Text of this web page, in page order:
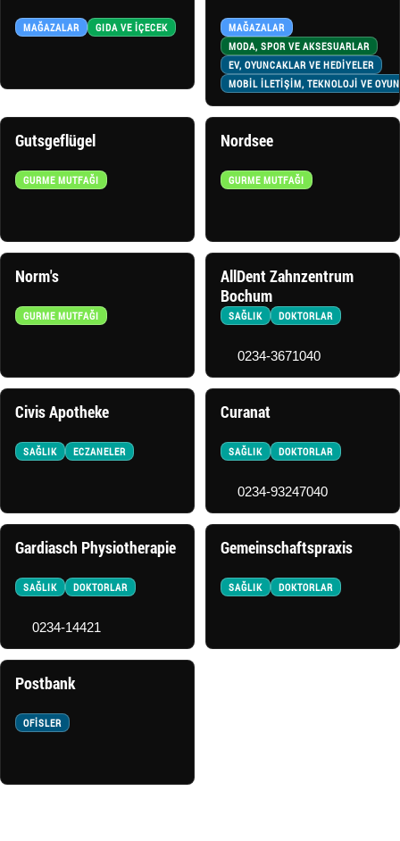
MAĞAZALAR GIDA VE İÇECEK
MAĞAZALAR
MODA, SPOR VE AKSESUARLAR
EV, OYUNCAKLAR VE HEDİYELER
MOBİL İLETİŞİM, TEKNOLOJİ VE
GURME MUTFAĞI
Gutsgeflügel
GURME MUTFAĞI
Nordsee
GURME MUTFAĞI
Norm's
SAĞLIK DOKTORLAR
AllDent Zahnzentrum
Bochum
0234-3671040
SAĞLIK ECZANELER
Civis Apotheke
SAĞLIK DOKTORLAR
Curanat
0234-93247040
SAĞLIK DOKTORLAR
Gardiasch Physiotherapie
0234-14421
SAĞLIK DOKTORLAR
Gemeinschaftspraxis
OFISLER
Postbank